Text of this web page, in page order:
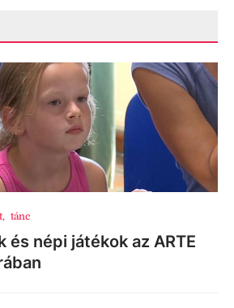
, tánc
és népi játékok az ARTE